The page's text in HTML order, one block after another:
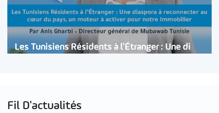
Les Tunisiens Résidents à l’Étranger : Une di
Fil D'actualités